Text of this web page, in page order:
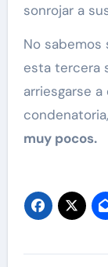
sonrojar a
No sabemos
esta tercera
arriesgarse
condenatoria,
muy pocos.